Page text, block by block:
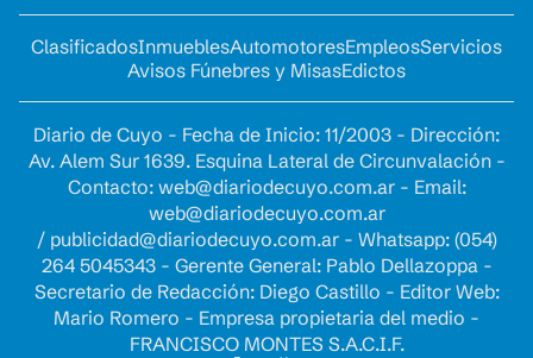
ClasificadosInmueblesAutomotoresEmpleosServicios
Avisos Fúnebres y MisasEdictos
Diario de Cuyo - Fecha de Inicio: 11/2003 - Dirección:
Av. Alem Sur 1639. Esquina Lateral de Circunvalación -
Contacto: web@diariodecuyo.com.ar- Email:
web@diariodecuyo.com.ar
/ publicidad@diariodecuyo.com.ar- Whatsapp: (054)
264 5045343 - Gerente General: Pablo Dellazoppa -
Secretario de Redacción: Diego Castillo - Editor Web:
Mario Romero - Empresa propietaria del medio -
FRANCISCO MONTES S.A.C.I.F.